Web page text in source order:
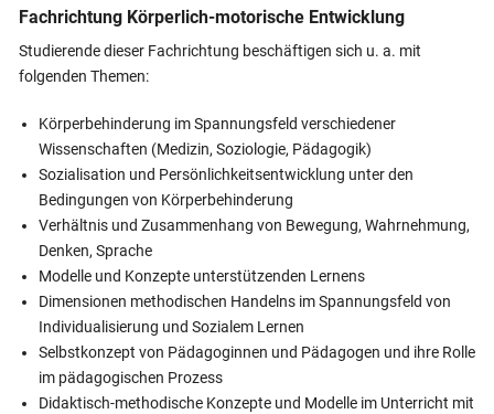
Fachrichtung Körperlich-motorische Entwicklung
Studierende dieser Fachrichtung beschäftigen sich u. a. mit
folgenden Themen:
Körperbehinderung im Spannungsfeld verschiedener
Wissenschaften (Medizin, Soziologie, Pädagogik)
Sozialisation und Persönlichkeitsentwicklung unter den
Bedingungen von Körperbehinderung
Verhältnis und Zusammenhang von Bewegung, Wahrnehmung,
Denken, Sprache
Modelle und Konzepte unterstützenden Lernens
Dimensionen methodischen Handelns im Spannungsfeld von
Individualisierung und Sozialem Lernen
Selbstkonzept von Pädagoginnen und Pädagogen und ihre Rolle
im pädagogischen Prozess
Didaktisch-methodische Konzepte und Modelle im Unterricht mit